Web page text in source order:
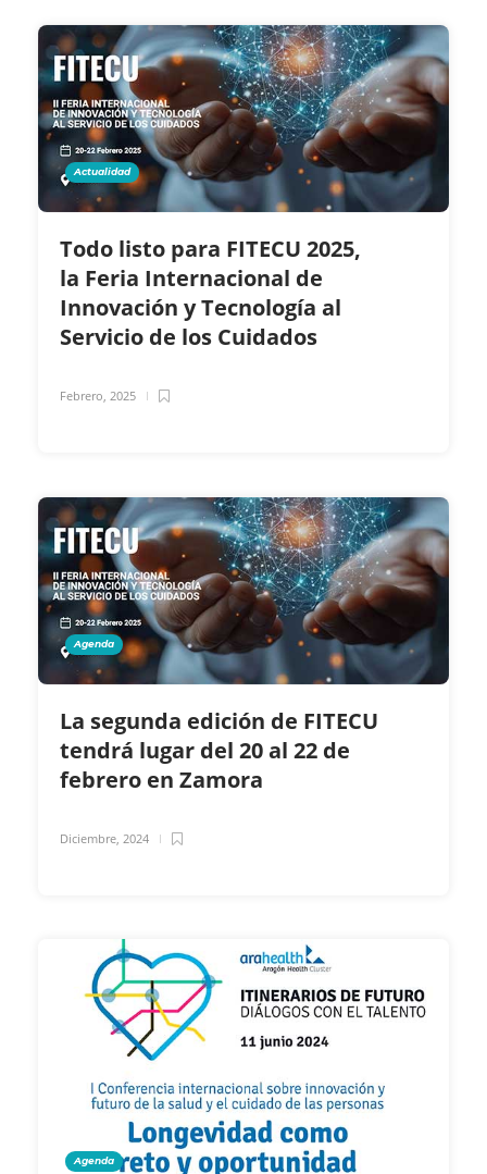
Actualidad
Todo listo para FITECU 2025,
la Feria Internacional de
Innovación y Tecnología al
Servicio de los Cuidados
Febrero, 2025
Agenda
La segunda edición de FITECU
tendrá lugar del 20 al 22 de
febrero en Zamora
Diciembre, 2024
Agenda